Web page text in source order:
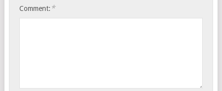
Comment: *